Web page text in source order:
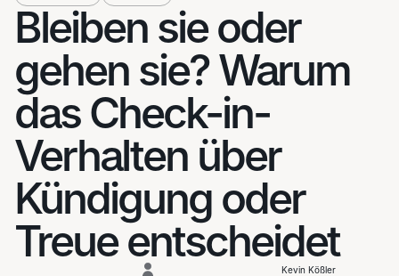
Bleiben sie oder
gehen sie? Warum
das Check-in-
Verhalten über
Kündigung oder
Treue entscheidet
Kevin Kößler